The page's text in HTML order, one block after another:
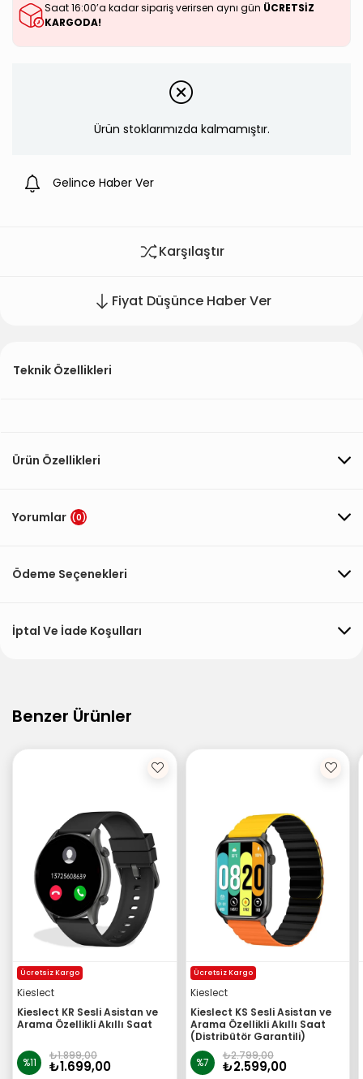
Saat 16:00’a kadar sipariş verirsen aynı gün ÜCRETSİZ
KARGODA!
Ürün stoklarımızda kalmamıştır.
Gelince Haber Ver
Karşılaştır
Fiyat Düşünce Haber Ver
Teknik Özellikleri
Ürün Özellikleri
Yorumlar (0)
Ödeme Seçenekleri
İptal Ve İade Koşulları
Benzer Ürünler
Ücretsiz Kargo
Kieslect
Kieslect KR Sesli Asistan ve
Arama Özellikli Akıllı Saat
%11 ₺1.699,00
₺1.899,00
Ücretsiz Kargo
Kieslect
Kieslect KS Sesli Asistan ve
Arama Özellikli Akıllı Saat
(Distribütör Garantili)
%7
₺2.599,00
₺2.799,00